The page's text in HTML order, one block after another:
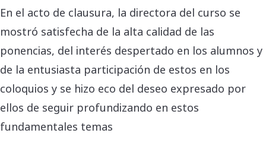
En el acto de clausura, la directora del curso se
mostró satisfecha de la alta calidad de las
ponencias, del interés despertado en los alumnos y
de la entusiasta participación de estos en los
coloquios y se hizo eco del deseo expresado por
ellos de seguir profundizando en estos
fundamentales temas